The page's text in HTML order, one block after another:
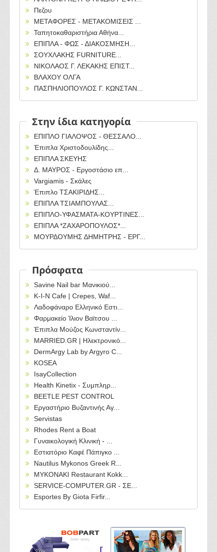
Πεζου
ΜΕΤΑΦΟΡΕΣ - ΜΕΤΑΚΟΜΙΣΕΙΣ ...
Ταπητοκαθαριστήρια Αθήνα...
ΕΠΙΠΛΑ - ΦΩΣ - ΔΙΑΚΟΣΜΗΣΗ...
ΣΟΥΧΛΑΚΗΣ FURNITURE...
ΝΙΚΟΛΑΟΣ Γ. ΛΕΚΑΚΗΣ ΕΠΙΣΤ...
ΒΛΑΧΟΥ ΟΛΓΑ
ΠΑΣΠΗΛΙΟΠΟΥΛΟΣ Γ. ΚΩΝΣΤΑΝ...
Στην ίδια κατηγορία
ΕΠΙΠΛΟ ΓΙΑΛΟΨΟΣ - ΘΕΣΣΑΛΟ...
Έπιπλα Χριστοδουλίδης...
ΕΠΙΠΛΑ ΣΚΕΥΗΣ
Δ. ΜΑΥΡΟΣ - Εργοστάσιο επ...
Vargiamis - Σκάλες
Έπιπλο ΤΣΑΚΙΡΙΔΗΣ...
ΕΠΙΠΛΑ ΤΣΙΑΜΠΟΥΛΑΣ...
ΕΠΙΠΛΟ-ΥΦΑΣΜΑΤΑ-ΚΟΥΡΤΙΝΕΣ...
ΕΠΙΠΛΑ *ΖΑΧΑΡΟΠΟΥΛΟΣ*...
ΜΟΥΡΔΟΥΜΗΣ ΔΗΜΗΤΡΗΣ - ΕΡΓ...
Πρόσφατα
Savine Nail bar Μανικιού...
Κ-Ι-Ν Cafe | Crepes, Waf...
Λαδοφάναρο Ελληνικό Εστι...
Φαρμακείο Ίλιον Βαϊτσου ...
Έπιπλα Μούζος Κωνσταντίν...
MARRIED.GR | Ηλεκτρονικό...
DermArgy Lab by Argyro C...
KOSEA
IsayCollection
Health Kinetix - Συμπληρ...
BEETLE PEST CONTROL
Εργαστήριο Βυζαντινής Αγ...
Servistas
Rhodes Rent a Boat
Γυναικολογική Κλινική - ...
Εστιατόριο Καφέ Πάπιγκο ...
Nautilus Mykonos Greek R...
MYKONAKI Restaurant Kokk...
SERVICE-COMPUTER.GR - ΣΕ...
Esportes By Giota Firfir...